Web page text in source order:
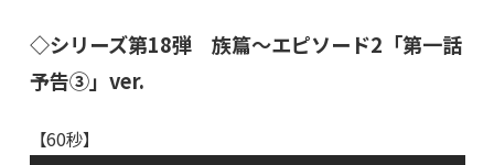
◇シリーズ第18弾 族篇〜エピソード2「第一話
予告③」ver.
【60秒】